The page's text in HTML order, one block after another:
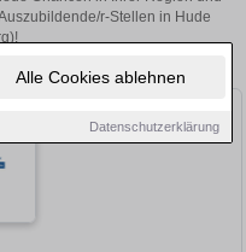
Alle Cookies ablehnen
Datenschutzerklärung
r-Stellen in Hude